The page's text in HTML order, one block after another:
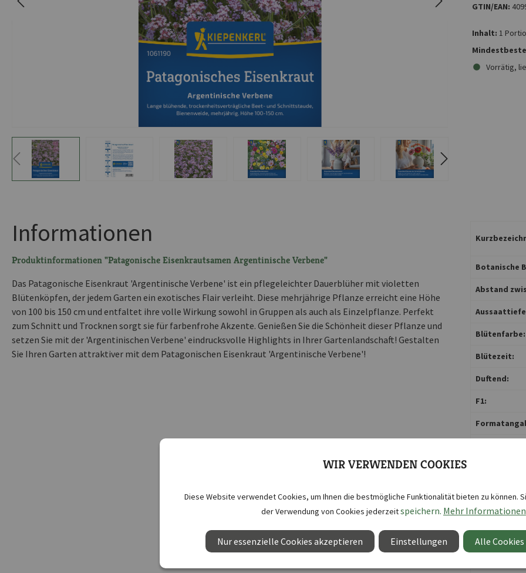
GTIN/EAN:
Inhalt: 1
Vorrätig,
Informationen
Produktinformationen "Patagonische Eisenkrautsamen Argentinische Verbene"
Das Patagonische Eisenkraut 'Argentinische Verbene' ist ein pflegeleichter Dauerblüher mit violetten
Blütenköpfen, der jedem Garten ein exotisches Flair verleiht. Diese mehrjährige Pflanze erreicht eine Höhe
von 100 bis 150 cm und entfaltet ihre volle Wirkung sowohl in Gruppen als auch als Einzelpflanze. Perfekt
zum Schnitt und Trocknen sorgt sie für farbenfrohe Akzente. Genießen Sie die Schönheit dieser Pflanze und
setzen Sie mit der 'Argentinischen Verbene' eindrucksvolle Highlights in Ihrer Gartenlandschaft! Gestalten
Sie Ihren Garten attraktiver mit dem Patagonischen Eisenkraut 'Argentinische Verbene'!
Botanische
Abstand
Aussaattiefe
Blütenfarbe:
Blütezeit:
Duftend:
F1:
WIR VERWENDEN COOKIES
Diese Website verwendet Cookies, um Ihnen die bestmögliche Funktionalität bieten zu können.
der Verwendung von Cookies jederzeitspeichern. Mehr Informationen
Nur essenzielle Cookies akzeptieren Einstellungen Alle